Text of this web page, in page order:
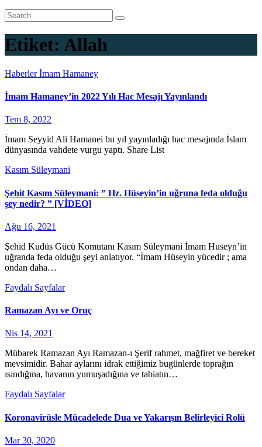
Etiket: Allah
Haberlerİmam Hamaney
İmam Hamaney’in 2022 Yılı Hac Mesajı Yayınlandı
Tem 8, 2022
İmam Seyyid Ali Hamanei bu yıl yayınladığı hac mesajında İslam
dünyasında vahdete vurgu yaptı. Share List
Kasım Süleymani
Şehit Kasım Süleymani: ” Hz. Hüseyin’in uğruna feda olduğu
şey nedir? ” [VİDEO]
Ağu 16, 2021
Şehid Kudüs Gücü Komutanı Kasım Süleymani İmam Huseyn’in
uğranda feda olduğu şeyi anlatıyor. “İmam Hüseyin yücedir ; ama
ondan daha…
Faydalı Sayfalar
Ramazan Ayı ve Oruç
Nis 14, 2021
Mübarek Ramazan Ayı Ramazan-ı Şerif rahmet, mağfiret ve bereket
mevsimidir. Bahar aylarını idrak ettiğimiz bugünlerde toprağın
ısındığına, havanın yumuşadığına ve tabiatın…
Faydalı Sayfalar
Koronavirüsle Mücadelede Dua ve Yakarışın Belirleyici Rolü
Mar 30, 2020